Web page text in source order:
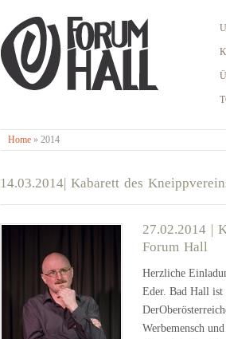
Home » 2014
14.03.2014| Kabarett des
27.02.2014 |
Forum Hall
Herzliche
Eder. Bad Hall ist
Werbemensch